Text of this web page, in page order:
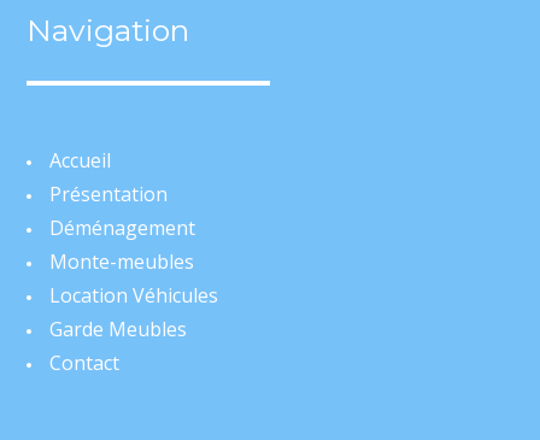
Navigation
Accueil
Présentation
Déménagement
Monte-meubles
Location Véhicules
Garde Meubles
Contact